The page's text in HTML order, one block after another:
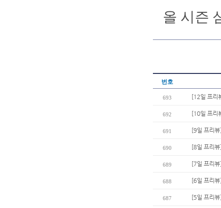
올 시즌
번호
693 [12일 프리
692 [10일 프리
691 [9일 프리
690 [8일 프리
689 [7일 프리
688 [6일 프리
687 [5일 프리